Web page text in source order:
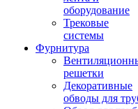
оборудование
Трековые
системы
Фурнитура
решетки
Декоративные
обводы для